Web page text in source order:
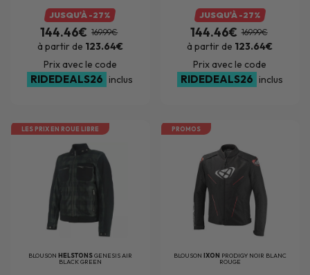
JUSQU'À -27%
144.46€ 169.99€
à partir de 123.64€
Prix avec le code
RIDEDEALS26 inclus
JUSQU'À -27%
144.46€ 169.99€
à partir de 123.64€
Prix avec le code
RIDEDEALS26 inclus
LES PRIX EN ROUE LIBRE
BLOUSON HELSTONSGENESIS AIR
BLACK GREEN
PROMOS
BLOUSON IXON PRODIGY NOIR BLANC
ROUGE